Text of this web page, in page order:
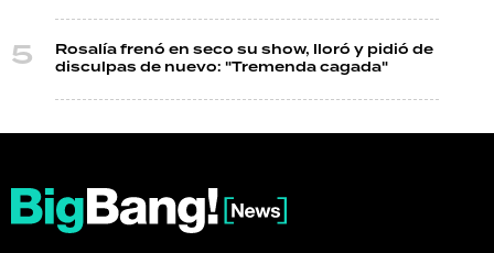
Rosalía frenó en seco su show, lloró y pidió de
disculpas de nuevo: "Tremenda cagada"